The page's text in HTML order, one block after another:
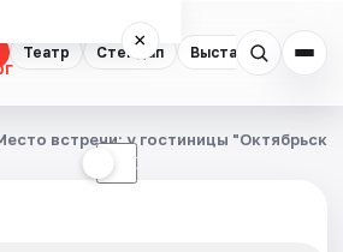
Театр Стендап Выставки
×
☾
встречи: у гостиницы